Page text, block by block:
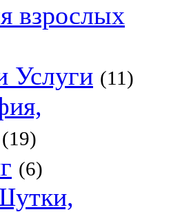
взрослых
Услуги (11)
(19)
(6)